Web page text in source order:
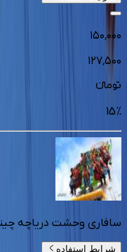
۱۵۰٬۰۰۰
۱۲۷٬۵۰۰
تومانءء
15%
سافاری وحشت دریاچه چیتگر
شرایط استفاده